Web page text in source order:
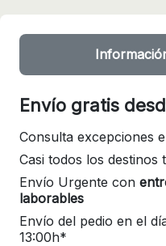
Envío gratis
Consulta excepciones
Casi todos los destinos
Envío Urgente con
laborables
Envío del pedio en el
13:00h*